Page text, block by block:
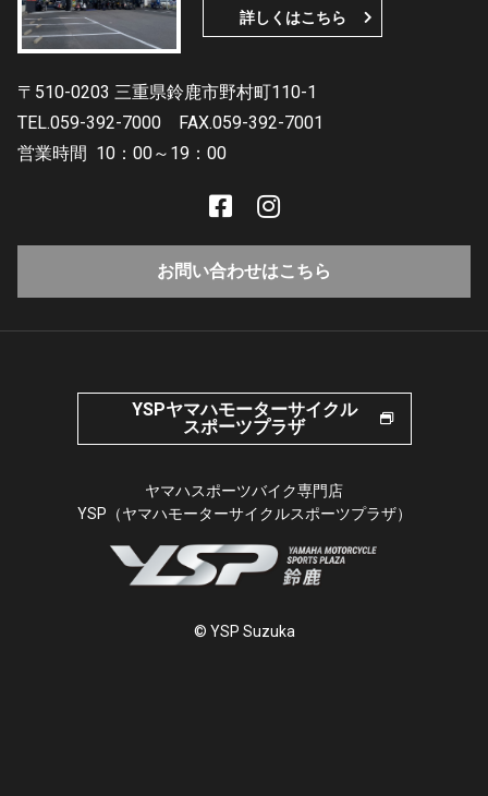
詳しくはこちら
〒510-0203 三重県鈴鹿市野村町110-1
TEL.059-392-7000
FAX.059-392-7001
営業時間 10：00～19：00
お問い合わせはこちら
YSPヤマハモーターサイクル
スポーツプラザ
ヤマハスポーツバイク専門店
YSP（ヤマハモーターサイクルスポーツプラザ）
© YSP Suzuka